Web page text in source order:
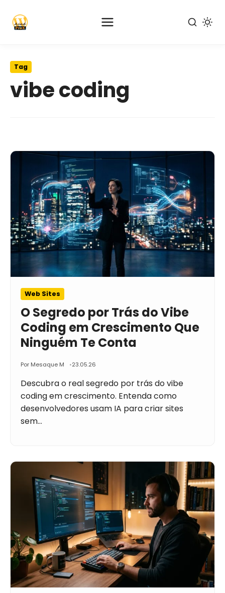
para
conteúdo
principal
Tag
vibe coding
Web Sites
O Segredo por Trás do Vibe
Coding em Crescimento Que
Ninguém Te Conta
Por Mesaque M 23.05.26
Descubra o real segredo por trás do vibe
coding em crescimento. Entenda como
desenvolvedores usam IA para criar sites
sem…